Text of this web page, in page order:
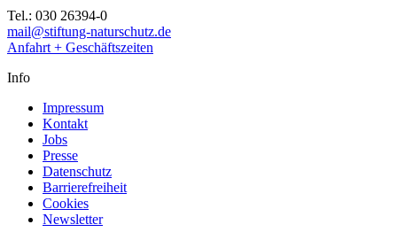
Tel.: 030 26394-0
mail@stiftung-naturschutz.de
Anfahrt + Geschäftszeiten
Info
Impressum
Kontakt
Jobs
Presse
Datenschutz
Barrierefreiheit
Cookies
Newsletter